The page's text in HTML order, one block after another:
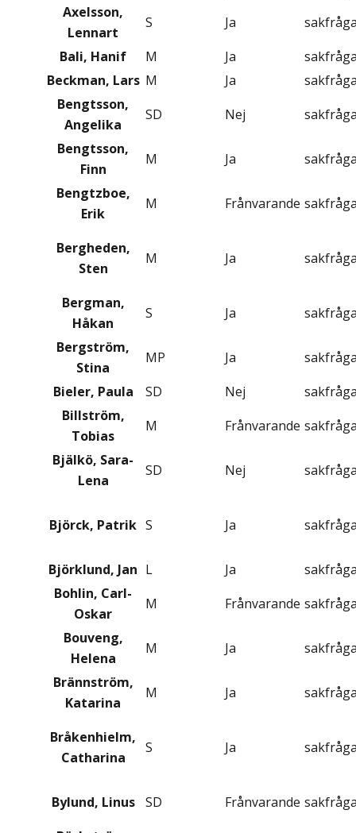
Axelsson,
Lennart
S Ja
Bali, Hanif
M Ja
Beckman, Lars M Ja
Bengtsson,
Angelika
SD Nej
Bengtsson,
Finn
M Ja
Bengtzboe,
Erik
M Frånvarande
Bergheden,
Sten
M Ja
Bergman,
Håkan
S Ja
Bergström,
Stina
MP Ja
Bieler, Paula
SD Nej
Billström,
Tobias
M Frånvarande
Bjälkö, Sara-
Lena
SD Nej
Björck, Patrik S Ja
Björklund, Jan L Ja
Bohlin, Carl-
Oskar
M Frånvarande
Bouveng,
Helena
M Ja
Brännström,
Katarina
M Ja
Bråkenhielm,
Catharina
S Ja
Bylund, Linus SD Frånvarande